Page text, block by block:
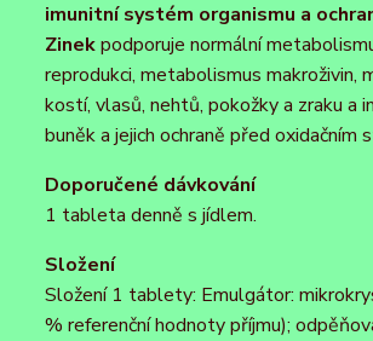
imunitní systém organismu a
Zinekpodporuje normální
reprodukci, metabolismus
kostí, vlasů, nehtů, pokožky a zraku a
buněk a jejich ochraně před oxidačním
Doporučené dávkování
1 tableta denně s jídlem.
Složení
Složení 1 tablety: Emulgátor:
% referenční hodnoty příjmu);